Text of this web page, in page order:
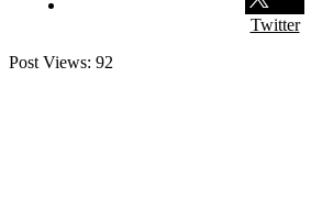
Twitter
Post Views: 92